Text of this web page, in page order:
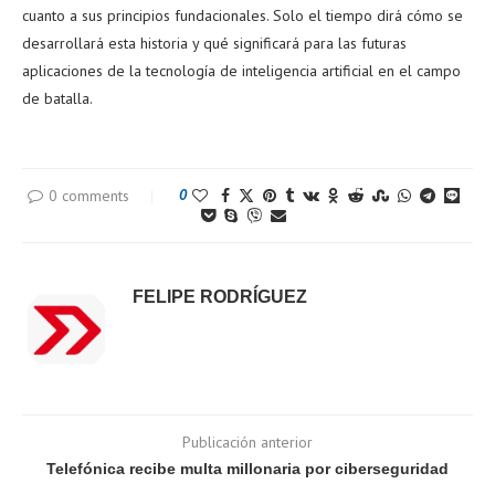
cuanto a sus principios fundacionales. Solo el tiempo dirá cómo se
desarrollará esta historia y qué significará para las futuras
aplicaciones de la tecnología de inteligencia artificial en el campo
de batalla.
0 comments 0
FELIPE RODRÍGUEZ
Publicación anterior
Telefónica recibe multa millonaria por ciberseguridad